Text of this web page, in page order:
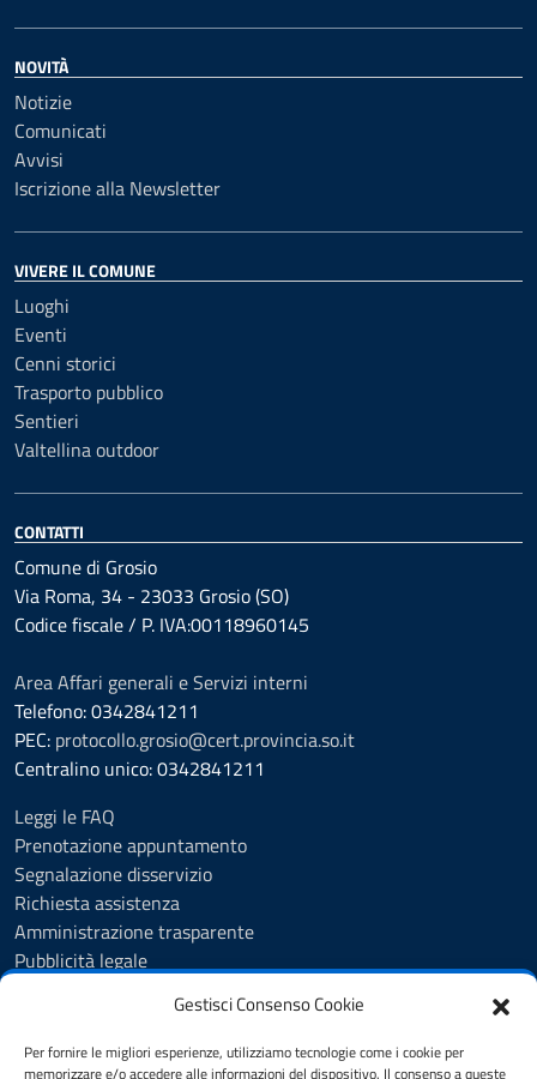
Gestisci Consenso Cookie
Per fornire le migliori esperienze, utilizziamo tecnologie come i cookie per
memorizzare e/o accedere alle informazioni del dispositivo. Il consenso a queste
NOVITÀ
Notizie
Comunicati
Avvisi
Iscrizione alla Newsletter
VIVERE IL COMUNE
Luoghi
Eventi
Cenni storici
Trasporto pubblico
Sentieri
Valtellina outdoor
CONTATTI
Comune di Grosio
Via Roma, 34 - 23033 Grosio (SO)
Codice fiscale / P. IVA:00118960145
Area Affari generali e Servizi interni
Telefono: 0342841211
PEC: protocollo.grosio@cert.provincia.so.it
Centralino unico: 0342841211
Leggi le FAQ
Prenotazione appuntamento
Segnalazione disservizio
Richiesta assistenza
Amministrazione trasparente
Pubblicità legale
Informativa privacy